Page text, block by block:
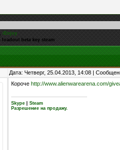
,iEnjoy
loadout beta key steam
Дата: Четверг, 25.04.2013, 14:08 |
Короче http://www.alienwarearena.com/
Skype
Steam
Разрешение на продажу.